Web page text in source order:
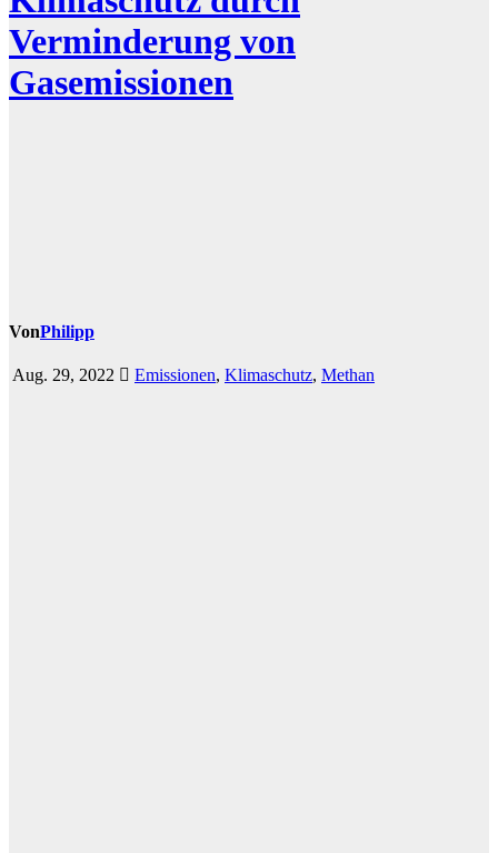
Verminderung von
Gasemissionen
VonPhilipp
Aug. 29, 2022 Emissionen, Klimaschutz, Methan